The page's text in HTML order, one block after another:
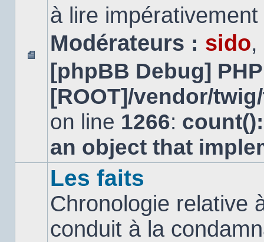
Aucun
message
non
à lire impérativement
Modérateurs : sido,
[phpBB Debug]
[ROOT]/vendor/
on line 1266:
an object that
Les faits
Chronologie relative
conduit à la